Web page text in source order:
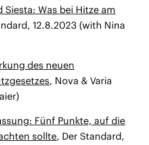
Was bei Hitze am
12.8.2023 (with Nina
des neuen
, Nova & Varia
Fünf Punkte, auf die
sollte, Der Standard,